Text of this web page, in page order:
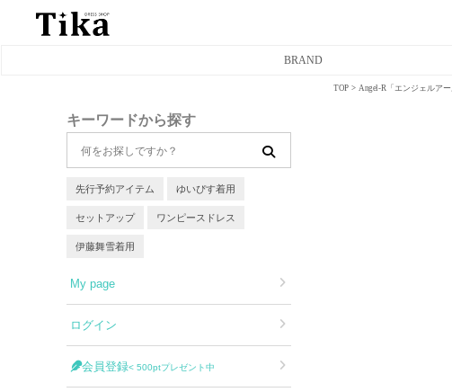
BRAND
フレアミニドレス
タイトロングドレス
キーワードから探す
先行予約アイテム ゆいぴす着用
セットアップ ワンピースドレス
伊藤舞雪着用
My page
ログイン
会員登録< 500ptプレゼント中
TOP Angel-R「エンジェルアー